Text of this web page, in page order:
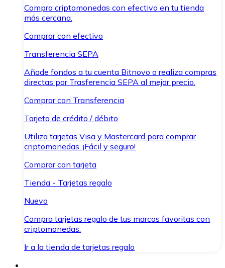
Compra criptomonedas con efectivo en tu tienda
más cercana.
Comprar con efectivo
Transferencia SEPA
Añade fondos a tu cuenta Bitnovo o realiza compras
directas por Trasferencia SEPA al mejor precio.
Comprar con Transferencia
Tarjeta de crédito / débito
Utiliza tarjetas Visa y Mastercard para comprar
criptomonedas. ¡Fácil y seguro!
Comprar con tarjeta
Tienda - Tarjetas regalo
Nuevo
Compra tarjetas regalo de tus marcas favoritas con
criptomonedas.
Ir a la tienda de tarjetas regalo